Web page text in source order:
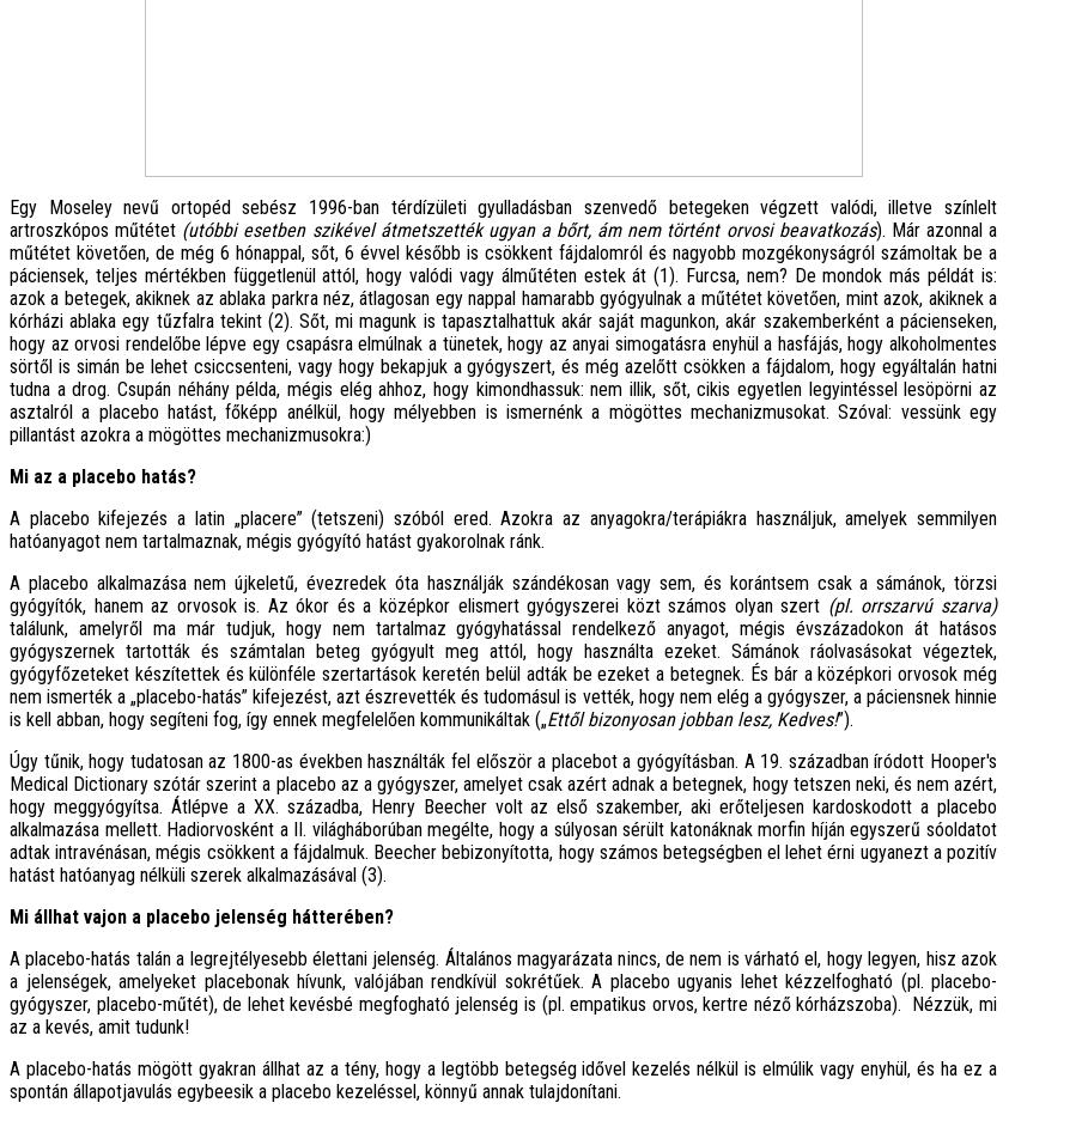
Egy Moseley nevű ortopéd sebész 1996-ban térdízületi gyulladásban szenvedő betegeken végzett valódi, illetve színlelt
artroszkópos műtétet (utóbbi esetben szikével átmetszették ugyan a bőrt, ám nem történt orvosi beavatkozás). Már azonnal a
műtétet követően, de még 6 hónappal, sőt, 6 évvel később is csökkent fájdalomról és nagyobb mozgékonyságról számoltak be a
páciensek, teljes mértékben függetlenül attól, hogy valódi vagy álműtéten estek át (1). Furcsa, nem? De mondok más példát is:
azok a betegek, akiknek az ablaka parkra néz, átlagosan egy nappal hamarabb gyógyulnak a műtétet követően, mint azok, akiknek a
kórházi ablaka egy tűzfalra tekint (2). Sőt, mi magunk is tapasztalhattuk akár saját magunkon, akár szakemberként a pácienseken,
hogy az orvosi rendelőbe lépve egy csapásra elmúlnak a tünetek, hogy az anyai simogatásra enyhül a hasfájás, hogy alkoholmentes
sörtől is simán be lehet csiccsenteni, vagy hogy bekapjuk a gyógyszert, és még azelőtt csökken a fájdalom, hogy egyáltalán hatni
tudna a drog. Csupán néhány példa, mégis elég ahhoz, hogy kimondhassuk: nem illik, sőt, cikis egyetlen legyintéssel lesöpörni az
asztalról a placebo hatást, főképp anélkül, hogy mélyebben is ismernénk a mögöttes mechanizmusokat. Szóval: vessünk egy
pillantást azokra a mögöttes mechanizmusokra:)
Mi az a placebo hatás?
A placebo kifejezés a latin „placere” (tetszeni) szóból ered. Azokra az anyagokra/terápiákra használjuk, amelyek semmilyen
hatóanyagot nem tartalmaznak, mégis gyógyító hatást gyakorolnak ránk.
A placebo alkalmazása nem újkeletű, évezredek óta használják szándékosan vagy sem, és korántsem csak a sámánok, törzsi
gyógyítók, hanem az orvosok is. Az ókor és a középkor elismert gyógyszerei közt számos olyan szert (pl. orrszarvú szarva)
találunk, amelyről ma már tudjuk, hogy nem tartalmaz gyógyhatással rendelkező anyagot, mégis évszázadokon át hatásos
gyógyszernek tartották és számtalan beteg gyógyult meg attól, hogy használta ezeket. Sámánok ráolvasásokat végeztek,
gyógyfőzeteket készítettek és különféle szertartások keretén belül adták be ezeket a betegnek. És bár a középkori orvosok még
nem ismerték a „placebo-hatás” kifejezést, azt észrevették és tudomásul is vették, hogy nem elég a gyógyszer, a páciensnek hinnie
is kell abban, hogy segíteni fog, így ennek megfelelően kommunikáltak („Ettől bizonyosan jobban lesz, Kedves!”).
Úgy tűnik, hogy tudatosan az 1800-as években használták fel először a placebot a gyógyításban. A 19. században íródott Hooper's
Medical Dictionary szótár szerint a placebo az a gyógyszer, amelyet csak azért adnak a betegnek, hogy tetszen neki, és nem azért,
hogy meggyógyítsa. Átlépve a XX. századba, Henry Beecher volt az első szakember, aki erőteljesen kardoskodott a placebo
alkalmazása mellett. Hadiorvosként a II. világháborúban megélte, hogy a súlyosan sérült katonáknak morfin híján egyszerű sóoldatot
adtak intravénásan, mégis csökkent a fájdalmuk. Beecher bebizonyította, hogy számos betegségben el lehet érni ugyanezt a pozitív
hatást hatóanyag nélküli szerek alkalmazásával (3).
Mi állhat vajon a placebo jelenség hátterében?
A placebo-hatás talán a legrejtélyesebb élettani jelenség. Általános magyarázata nincs, de nem is várható el, hogy legyen, hisz azok
a jelenségek, amelyeket placebonak hívunk, valójában rendkívül sokrétűek. A placebo ugyanis lehet kézzelfogható (pl. placebo-
gyógyszer, placebo-műtét), de lehet kevésbé megfogható jelenség is (pl. empatikus orvos, kertre néző kórházszoba). Nézzük, mi
az a kevés, amit tudunk!
A placebo-hatás mögött gyakran állhat az a tény, hogy a legtöbb betegség idővel kezelés nélkül is elmúlik vagy enyhül, és ha ez a
spontán állapotjavulás egybeesik a placebo kezeléssel, könnyű annak tulajdonítani.